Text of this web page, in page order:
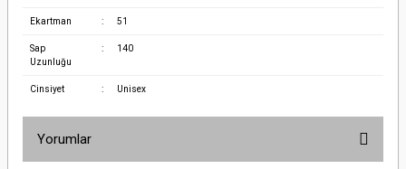
Ekartman : 51
Sap
Uzunluğu
: 140
Cinsiyet : Unisex
Yorumlar